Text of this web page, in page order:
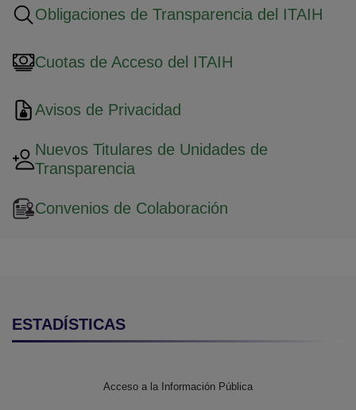
Obligaciones de Transparencia del ITAIH
Cuotas de Acceso del ITAIH
Avisos de Privacidad
Nuevos Titulares de Unidades de
Transparencia
Convenios de Colaboración
ESTADÍSTICAS
Acceso a la Información Pública